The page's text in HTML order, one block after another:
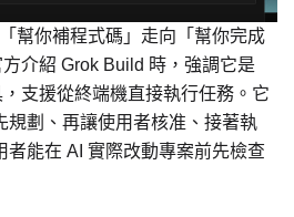
幫你補程式碼」走向「幫你完成
介紹 Grok Build 時，強調它是
支援從終端機直接執行任務。它
規劃、再讓使用者核准、接著執
者能在 AI 實際改動專案前先檢查